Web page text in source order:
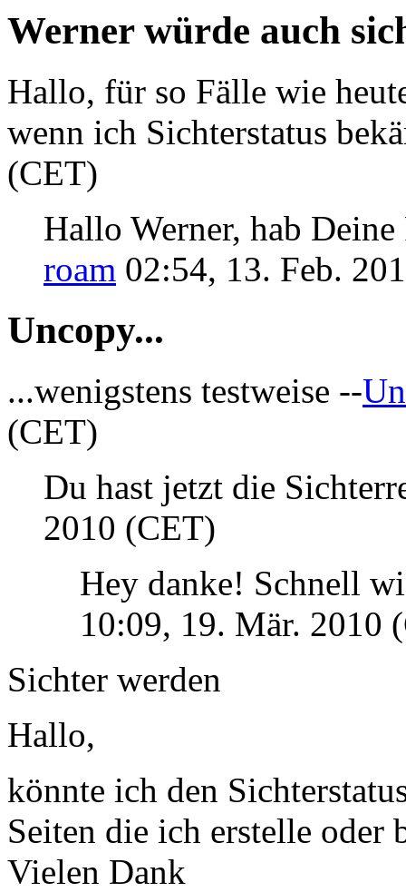
Werner würde auch
Hallo, für so Fälle wie
wenn ich Sichterstatus
(CET)
Hallo Werner, hab Deine
roam 02:54, 13. Feb.
Uncopy...
...wenigstens testweise --
(CET)
Du hast jetzt die
2010 (CET)
Hey danke! Schnell
10:09, 19. Mär. 2010
Sichter werden
Hallo,
könnte ich den
Seiten die ich erstelle oder
Vielen Dank